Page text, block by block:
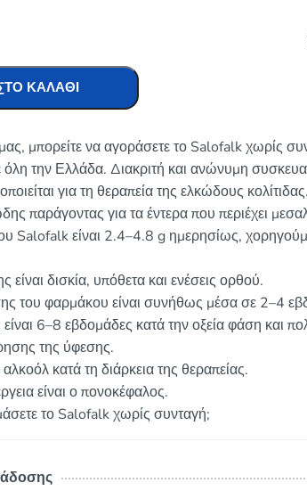
ΚΑΛΆΘΙ
μπορείτε να αγοράσετε το Salofalk χωρίς
την Ελλάδα. Διακριτή και ανώνυμη
για τη θεραπεία της ελκώδους
παράγοντας για τα έντερα που περιέχει
Salofalk είναι 2.4–4.8 g ημερησίως,
δισκία, υπόθετα και ενέσεις ορθού.
του φαρμάκου είναι συνήθως μέσα σε 2–4
6–8 εβδομάδες κατά την οξεία φάση και
της ύφεσης.
κατά τη διάρκεια της θεραπείας.
είναι ο πονοκέφαλος.
το Salofalk χωρίς συνταγή;